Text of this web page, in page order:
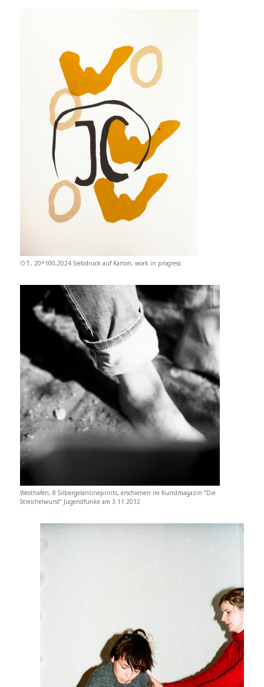
O.T., 20*100,2024 Siebdruck auf Karton, work in progress
Westhafen, 8 Silbergelantineprints, erschienen im Kunstmagazin “Die
Streichelwurst” Jugendfunke am 3.11.2012